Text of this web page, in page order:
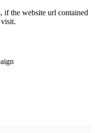
if the website url contained